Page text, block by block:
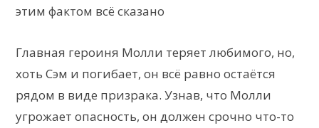
этим фактом всё сказано
Главная героиня Молли теряет любимого, но,
хоть Сэм и погибает, он всё равно остаётся
рядом в виде призрака. Узнав, что Молли
угрожает опасность, он должен срочно что-то